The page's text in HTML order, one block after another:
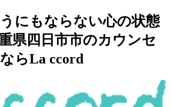
にもならない心の状態
県四日市市のカウンセ
らLa ccord